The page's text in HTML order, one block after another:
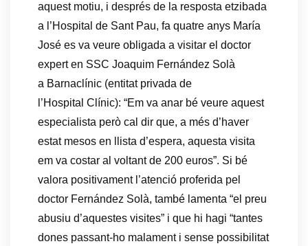
aquest motiu, i després de la resposta etzibada
a l’Hospital de Sant Pau, fa quatre anys María
José es va veure obligada a visitar el doctor
expert en SSC Joaquim Fernández Solà
a Barnaclínic (entitat privada de
l’Hospital Clínic): “Em va anar bé veure aquest
especialista però cal dir que, a més d’haver
estat mesos en llista d’espera, aquesta visita
em va costar al voltant de 200 euros”. Si bé
valora positivament l’atenció proferida pel
doctor Fernández Solà, també lamenta “el preu
abusiu d’aquestes visites” i que hi hagi “tantes
dones passant-ho malament i sense possibilitat